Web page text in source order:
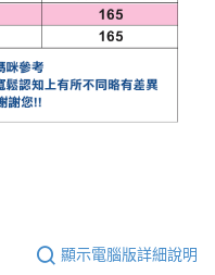
顯示電腦版詳細說明